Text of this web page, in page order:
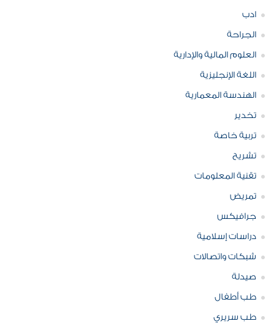
ادب
الجراحة
العلوم المالية والإدارية
اللغة الإنجليزية
الهندسة المعمارية
تخدير
تربية خاصة
تشريح
تقنية المعلومات
تمريض
جرافيكس
دراسات إسلامية
شبكات واتصالات
صيدلة
طب أطفال
طب سريري